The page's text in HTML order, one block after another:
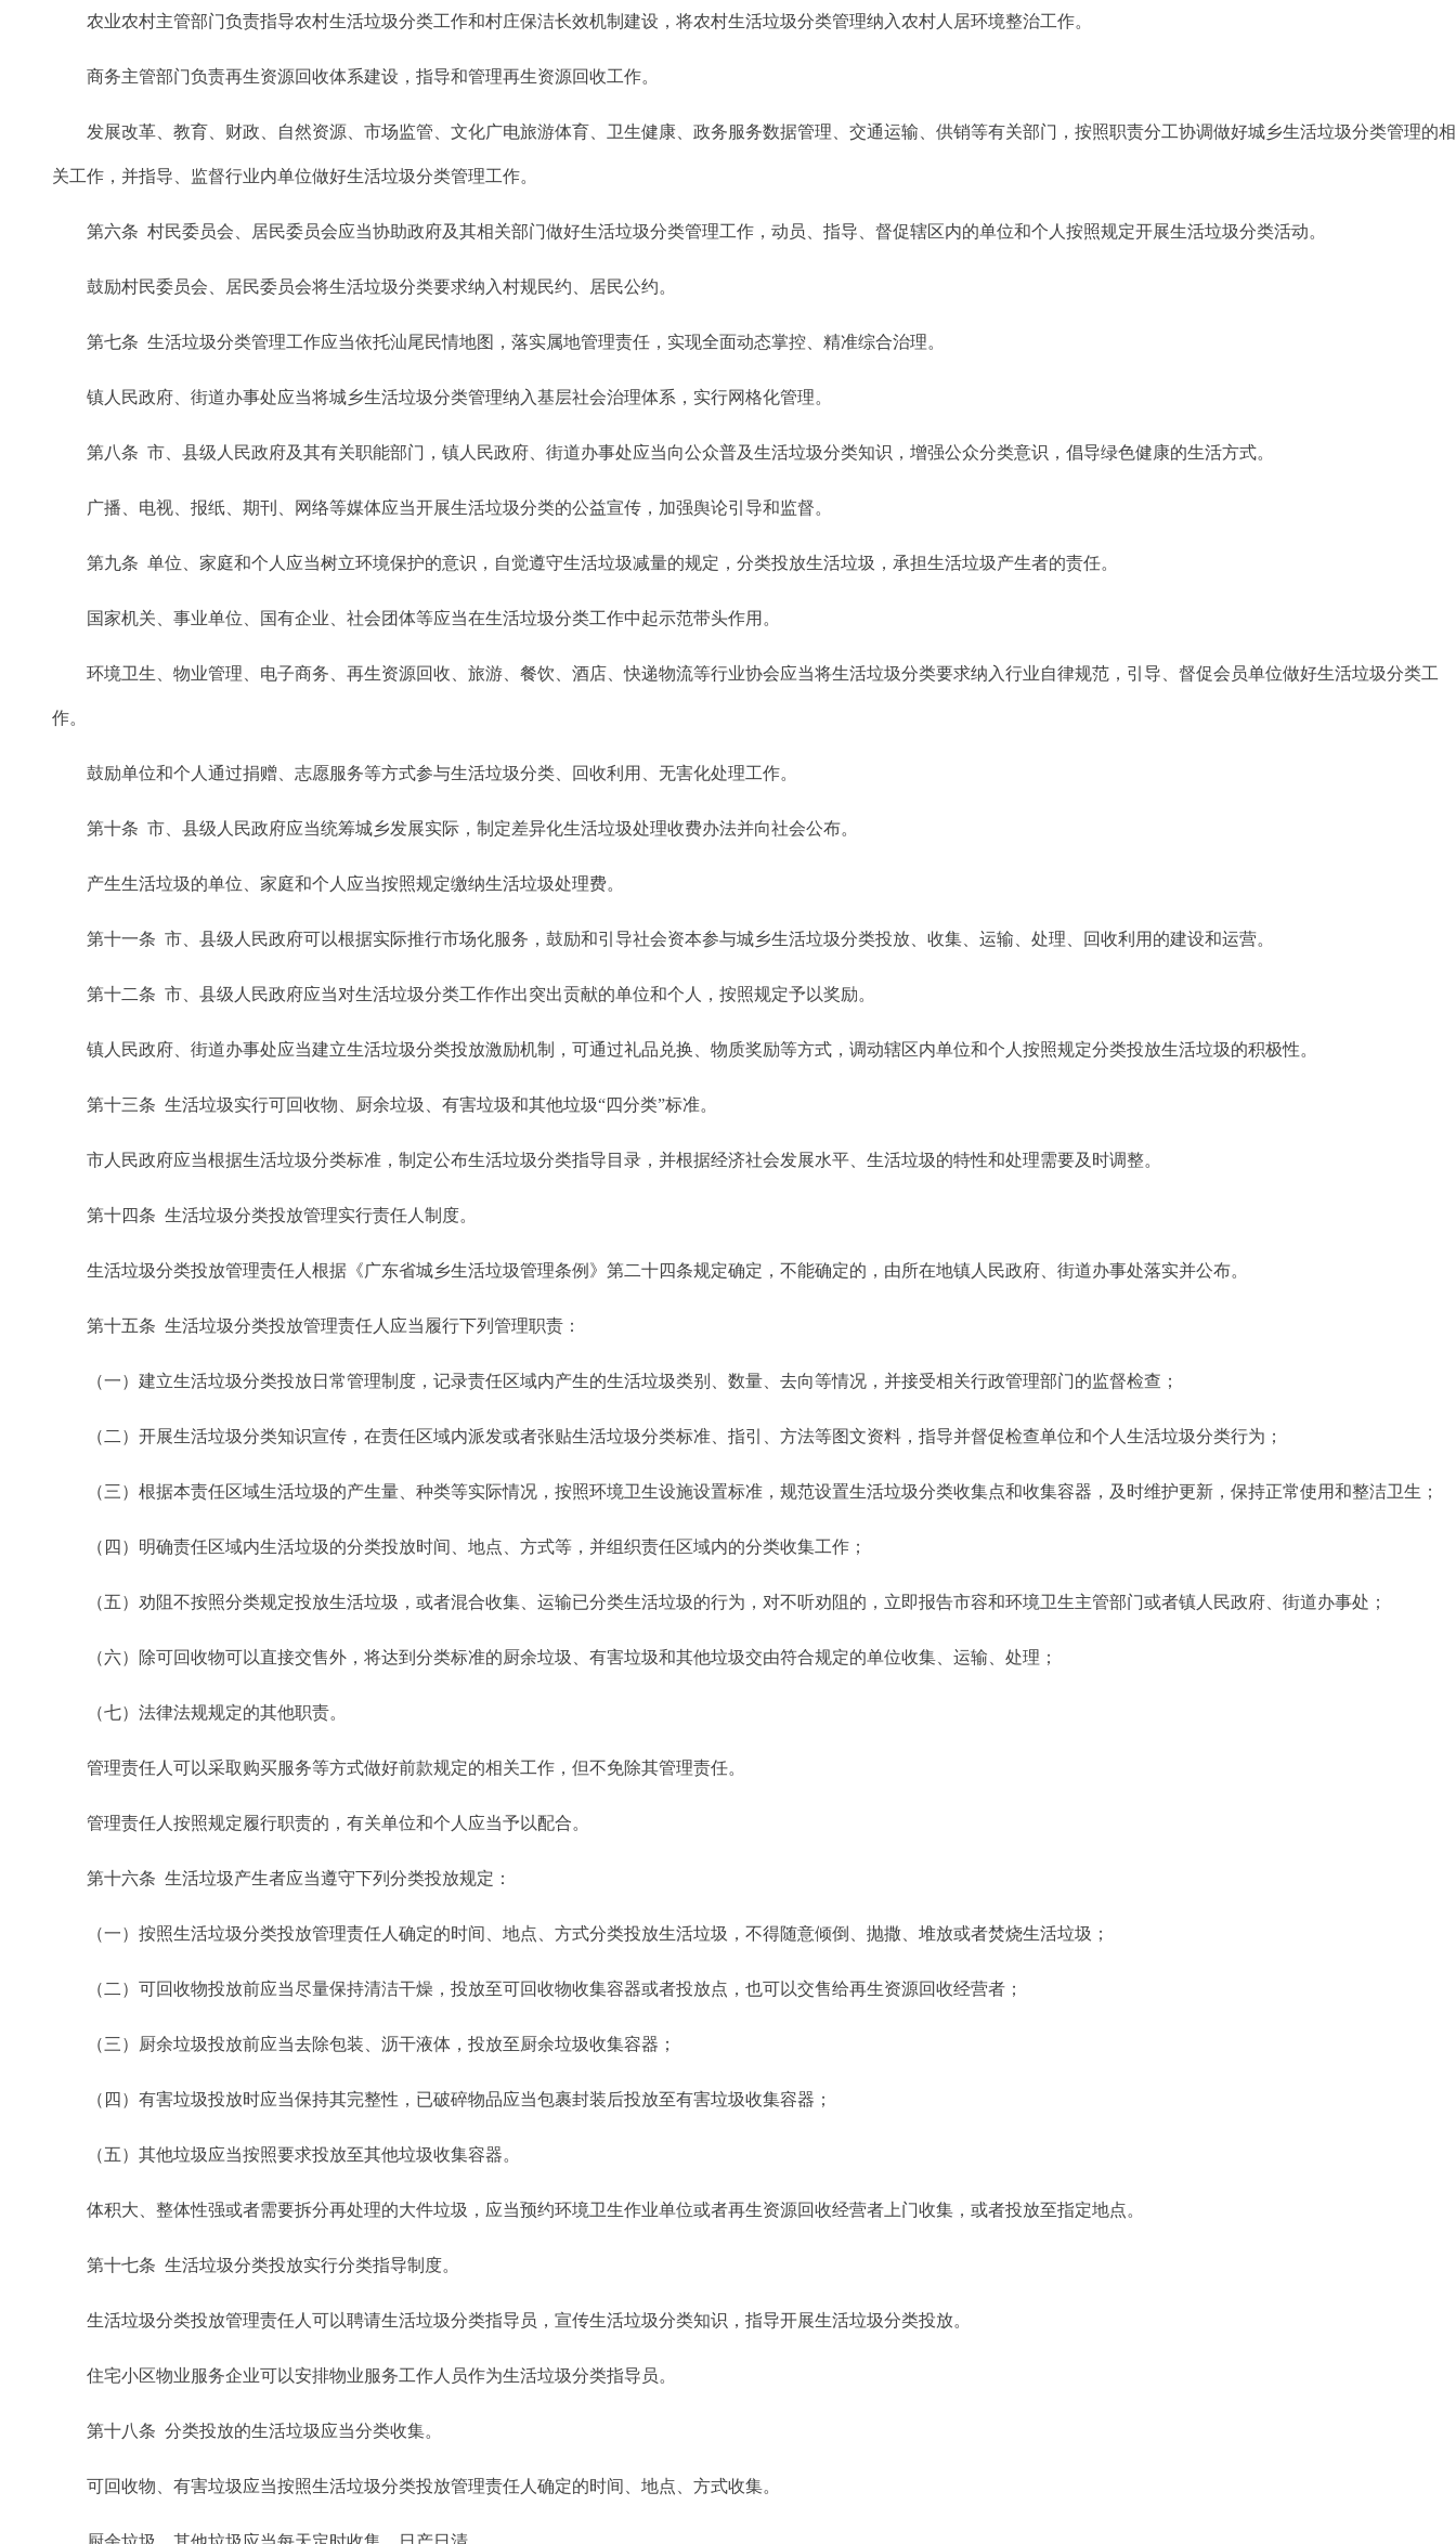
农业农村主管部门负责指导农村生活垃圾分类工作和村庄保洁长效机制建设，将农村生活垃圾分类管理纳入农村人居环境整治工作。
商务主管部门负责再生资源回收体系建设，指导和管理再生资源回收工作。
发展改革、教育、财政、自然资源、市场监管、文化广电旅游体育、卫生健康、政务服务数据管理、交通运输、供销等有关部门，按照职责分工协调做好城乡生活垃圾分类管理的相
关工作，并指导、监督行业内单位做好生活垃圾分类管理工作。
第六条 村民委员会、居民委员会应当协助政府及其相关部门做好生活垃圾分类管理工作，动员、指导、督促辖区内的单位和个人按照规定开展生活垃圾分类活动。
鼓励村民委员会、居民委员会将生活垃圾分类要求纳入村规民约、居民公约。
第七条 生活垃圾分类管理工作应当依托汕尾民情地图，落实属地管理责任，实现全面动态掌控、精准综合治理。
镇人民政府、街道办事处应当将城乡生活垃圾分类管理纳入基层社会治理体系，实行网格化管理。
第八条 市、县级人民政府及其有关职能部门，镇人民政府、街道办事处应当向公众普及生活垃圾分类知识，增强公众分类意识，倡导绿色健康的生活方式。
广播、电视、报纸、期刊、网络等媒体应当开展生活垃圾分类的公益宣传，加强舆论引导和监督。
第九条 单位、家庭和个人应当树立环境保护的意识，自觉遵守生活垃圾减量的规定，分类投放生活垃圾，承担生活垃圾产生者的责任。
国家机关、事业单位、国有企业、社会团体等应当在生活垃圾分类工作中起示范带头作用。
环境卫生、物业管理、电子商务、再生资源回收、旅游、餐饮、酒店、快递物流等行业协会应当将生活垃圾分类要求纳入行业自律规范，引导、督促会员单位做好生活垃圾分类工
作。
鼓励单位和个人通过捐赠、志愿服务等方式参与生活垃圾分类、回收利用、无害化处理工作。
第十条 市、县级人民政府应当统筹城乡发展实际，制定差异化生活垃圾处理收费办法并向社会公布。
产生生活垃圾的单位、家庭和个人应当按照规定缴纳生活垃圾处理费。
第十一条 市、县级人民政府可以根据实际推行市场化服务，鼓励和引导社会资本参与城乡生活垃圾分类投放、收集、运输、处理、回收利用的建设和运营。
第十二条 市、县级人民政府应当对生活垃圾分类工作作出突出贡献的单位和个人，按照规定予以奖励。
镇人民政府、街道办事处应当建立生活垃圾分类投放激励机制，可通过礼品兑换、物质奖励等方式，调动辖区内单位和个人按照规定分类投放生活垃圾的积极性。
第十三条 生活垃圾实行可回收物、厨余垃圾、有害垃圾和其他垃圾“四分类”标准。
市人民政府应当根据生活垃圾分类标准，制定公布生活垃圾分类指导目录，并根据经济社会发展水平、生活垃圾的特性和处理需要及时调整。
第十四条 生活垃圾分类投放管理实行责任人制度。
生活垃圾分类投放管理责任人根据《广东省城乡生活垃圾管理条例》第二十四条规定确定，不能确定的，由所在地镇人民政府、街道办事处落实并公布。
第十五条 生活垃圾分类投放管理责任人应当履行下列管理职责：
（一）建立生活垃圾分类投放日常管理制度，记录责任区域内产生的生活垃圾类别、数量、去向等情况，并接受相关行政管理部门的监督检查；
（二）开展生活垃圾分类知识宣传，在责任区域内派发或者张贴生活垃圾分类标准、指引、方法等图文资料，指导并督促检查单位和个人生活垃圾分类行为；
（三）根据本责任区域生活垃圾的产生量、种类等实际情况，按照环境卫生设施设置标准，规范设置生活垃圾分类收集点和收集容器，及时维护更新，保持正常使用和整洁卫生；
（四）明确责任区域内生活垃圾的分类投放时间、地点、方式等，并组织责任区域内的分类收集工作；
（五）劝阻不按照分类规定投放生活垃圾，或者混合收集、运输已分类生活垃圾的行为，对不听劝阻的，立即报告市容和环境卫生主管部门或者镇人民政府、街道办事处；
（六）除可回收物可以直接交售外，将达到分类标准的厨余垃圾、有害垃圾和其他垃圾交由符合规定的单位收集、运输、处理；
（七）法律法规规定的其他职责。
管理责任人可以采取购买服务等方式做好前款规定的相关工作，但不免除其管理责任。
管理责任人按照规定履行职责的，有关单位和个人应当予以配合。
第十六条 生活垃圾产生者应当遵守下列分类投放规定：
（一）按照生活垃圾分类投放管理责任人确定的时间、地点、方式分类投放生活垃圾，不得随意倾倒、抛撒、堆放或者焚烧生活垃圾；
（二）可回收物投放前应当尽量保持清洁干燥，投放至可回收物收集容器或者投放点，也可以交售给再生资源回收经营者；
（三）厨余垃圾投放前应当去除包装、沥干液体，投放至厨余垃圾收集容器；
（四）有害垃圾投放时应当保持其完整性，已破碎物品应当包裹封装后投放至有害垃圾收集容器；
（五）其他垃圾应当按照要求投放至其他垃圾收集容器。
体积大、整体性强或者需要拆分再处理的大件垃圾，应当预约环境卫生作业单位或者再生资源回收经营者上门收集，或者投放至指定地点。
第十七条 生活垃圾分类投放实行分类指导制度。
生活垃圾分类投放管理责任人可以聘请生活垃圾分类指导员，宣传生活垃圾分类知识，指导开展生活垃圾分类投放。
住宅小区物业服务企业可以安排物业服务工作人员作为生活垃圾分类指导员。
第十八条 分类投放的生活垃圾应当分类收集。
可回收物、有害垃圾应当按照生活垃圾分类投放管理责任人确定的时间、地点、方式收集。